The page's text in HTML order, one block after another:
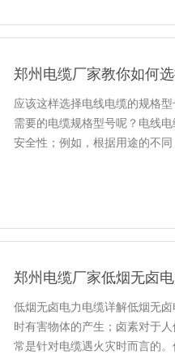
郑州电缆厂家教你如何
应该这样选择电线电缆的规格
需要的电缆规格型号呢？电线
安全性；例如，根据用途的不
郑州电缆厂家低烟无卤
低烟无卤电力电缆详解低烟无
时有害物体的产生；卤素对于
常是针对电缆遇火灾时而言的